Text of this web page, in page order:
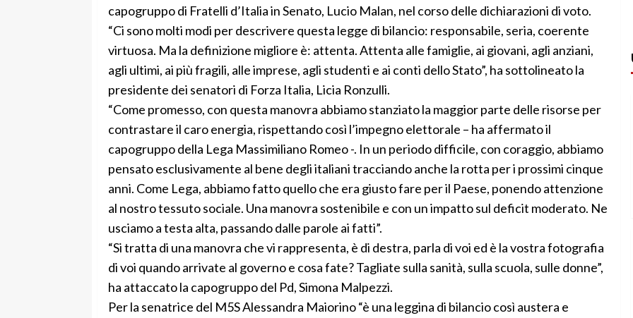
capogruppo di Fratelli d’Italia in Senato, Lucio Malan, nel corso delle dichiarazioni di voto.
“Ci sono molti modi per descrivere questa legge di bilancio: responsabile, seria, coerente
virtuosa. Ma la definizione migliore è: attenta. Attenta alle famiglie, ai giovani, agli anziani,
agli ultimi, ai più fragili, alle imprese, agli studenti e ai conti dello Stato”, ha sottolineato la
presidente dei senatori di Forza Italia, Licia Ronzulli.
“Come promesso, con questa manovra abbiamo stanziato la maggior parte delle risorse per
contrastare il caro energia, rispettando così l’impegno elettorale – ha affermato il
capogruppo della Lega Massimiliano Romeo -. In un periodo difficile, con coraggio, abbiamo
pensato esclusivamente al bene degli italiani tracciando anche la rotta per i prossimi cinque
anni. Come Lega, abbiamo fatto quello che era giusto fare per il Paese, ponendo attenzione
al nostro tessuto sociale. Una manovra sostenibile e con un impatto sul deficit moderato. Ne
usciamo a testa alta, passando dalle parole ai fatti”.
“Si tratta di una manovra che vi rappresenta, è di destra, parla di voi ed è la vostra fotografia
di voi quando arrivate al governo e cosa fate? Tagliate sulla sanità, sulla scuola, sulle donne”,
ha attaccato la capogruppo del Pd, Simona Malpezzi.
Per la senatrice del M5S Alessandra Maiorino “è una leggina di bilancio così austera e